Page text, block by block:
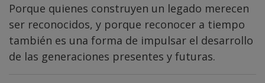
Porque quienes construyen un legado merecen
ser reconocidos, y porque reconocer a tiempo
también es una forma de impulsar el desarrollo
de las generaciones presentes y futuras.